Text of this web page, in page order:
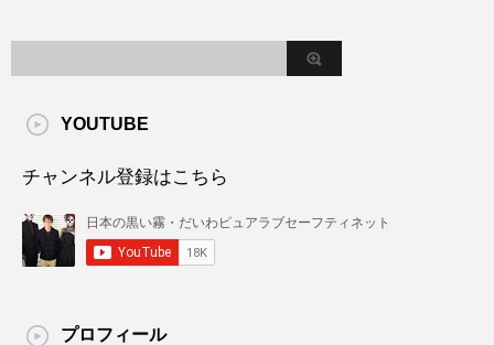
YOUTUBE
チャンネル登録はこちら
プロフィール